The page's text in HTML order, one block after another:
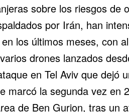
sobre los riesgos de
por Irán, han
los últimos meses, con
drones lanzados
en Tel Aviv que dejó
marcó la segunda vez en
de Ben Gurion, tras un